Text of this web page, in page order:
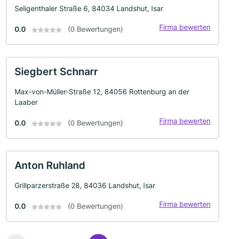
Seligenthaler Straße 6, 84034 Landshut, Isar
0.0 (0 Bewertungen) Firma bewerten
Siegbert Schnarr
Max-von-Müller-Straße 12, 84056 Rottenburg an der
Laaber
0.0 (0 Bewertungen) Firma bewerten
Anton Ruhland
Grillparzerstraße 28, 84036 Landshut, Isar
0.0 (0 Bewertungen) Firma bewerten